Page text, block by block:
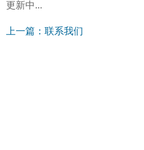
更新中...
上一篇：联系我们